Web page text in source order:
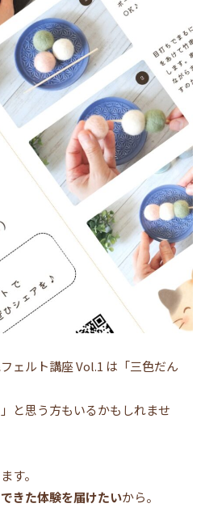
ェルト講座 Vol.1 は「三色だん
と思う方もいるかもしれませ
す。
きた体験を届けたいから。